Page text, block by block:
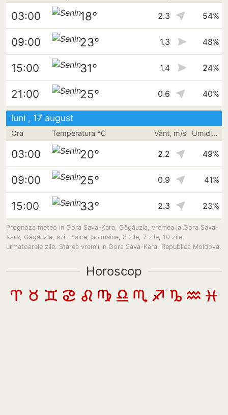
03:00 18° 2.3 54%
09:00 23° 1.3 48%
15:00 31° 1.4 24%
21:00 25° 0.6 40%
luni , 17 august
Ora Temperatura °C Vânt, m/s Umiditate
03:00 20° 2.2 49%
09:00 25° 0.9 41%
15:00 33° 2.3 23%
Prognoza meteo in Gora Sava-Kara, Găgăuzia, vremea la Gora Sava-
Kara, Găgăuzia, azi, maine, poimaine, 3 zile, 7 zile, 10 zile,
urmatoarele zile. Starea vremii in Gora Sava-Kara. Republica Moldova.
Horoscop